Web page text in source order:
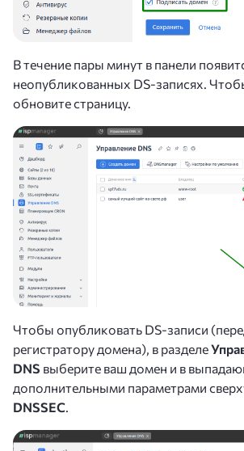
В течение пары минут в панели
неопубликованных DS-записях.
обновите страницу.
Чтобы опубликовать DS-записи
регистратору домена), в разделе
DNS выберите ваш домен и в
дополнительными параметрами
DNSSEC